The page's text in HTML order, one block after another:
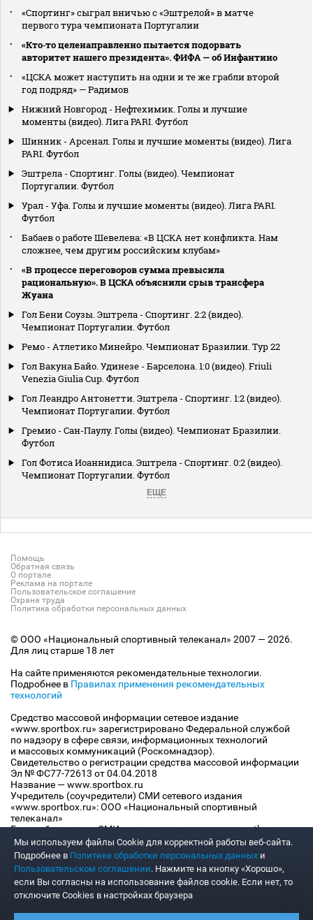
«Спортинг» сыграл вничью с «Эштрелой» в матче
первого тура чемпионата Португалии
«Кто‑то целенаправленно пытается подорвать
авторитет нашего президента». ФИФА — об Инфантино
«ЦСКА может наступить на одни и те же грабли второй
год подряд» — Радимов
Нижний Новгород - Нефтехимик. Голы и лучшие
моменты (видео). Лига PARI. Футбол
Шинник - Арсенал. Голы и лучшие моменты (видео). Лига
PARI. Футбол
Эштрела - Спортинг. Голы (видео). Чемпионат
Португалии. Футбол
Урал - Уфа. Голы и лучшие моменты (видео). Лига PARI.
Футбол
Бабаев о работе Шевелева: «В ЦСКА нет конфликта. Нам
сложнее, чем другим российским клубам»
«В процессе переговоров сумма превысила
рациональную». В ЦСКА объяснили срыв трансфера
Жуана
Гол Бени Соузы. Эштрела - Спортинг. 2:2 (видео).
Чемпионат Португалии. Футбол
Ремо - Атлетико Минейро. Чемпионат Бразилии. Тур 22
Гол Вакуна Байо. Удинезе - Барселона. 1:0 (видео). Friuli
Venezia Giulia Cup. Футбол
Гол Леандро Антонетти. Эштрела - Спортинг. 1:2 (видео).
Чемпионат Португалии. Футбол
Гремио - Сан-Паулу. Голы (видео). Чемпионат Бразилии.
Футбол
Гол Фотиса Иоаннидиса. Эштрела - Спортинг. 0:2 (видео).
Чемпионат Португалии. Футбол
ЕЩЕ
Помощь
Обратная связь
О портале
Реклама на портале
Пользовательское соглашение
Охрана труда
Политика обработки персональных данных
© ООО «Национальный спортивный телеканал» 2007 — 2026.
Для лиц старше 18 лет
На сайте применяются рекомендательные технологии.
Подробнее в Правилах применения рекомендательных
технологий
Средство массовой информации сетевое издание
«www.sportbox.ru» зарегистрировано Федеральной службой
по надзору в сфере связи, информационных технологий
и массовых коммуникаций (Роскомнадзор).
Свидетельство о регистрации средства массовой информации
Эл № ФС77-72613 от 04.04.2018
Название — www.sportbox.ru
Учредитель (соучредители) СМИ сетевого издания
«www.sportbox.ru»: ООО «Национальный спортивный
телеканал»
Главный редактор СМИ сетевого издания «www.sportbox.ru»:
Конов В.А.
Номер телефона редакции СМИ сетевого издания
«www.sportbox.ru»: +7 (495) 653 8419
Адрес электронной почты редакции СМИ сетевого издания
«www.sportbox.ru»: editor@sportbox.ru
Мы используем файлы Сookie для корректной работы веб-сайта.
Подробнее в Политике обработки персональных данных и
Пользовательском соглашении. Нажмите на кнопку «Хорошо»,
если Вы согласны на использование файлов cookie. Если нет, то
отключите Cookies в настройках браузера